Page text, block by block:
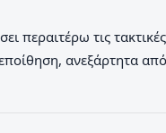
τις τακτικές
ανεξάρτητα